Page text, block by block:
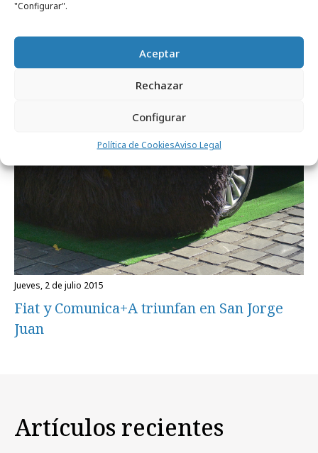
"Configurar".
Aceptar
Rechazar
Configurar
Política de CookiesAviso Legal
jueves, 2 de julio 2015
Fiat y Comunica+A triunfan en San Jorge
Juan
Artículos recientes